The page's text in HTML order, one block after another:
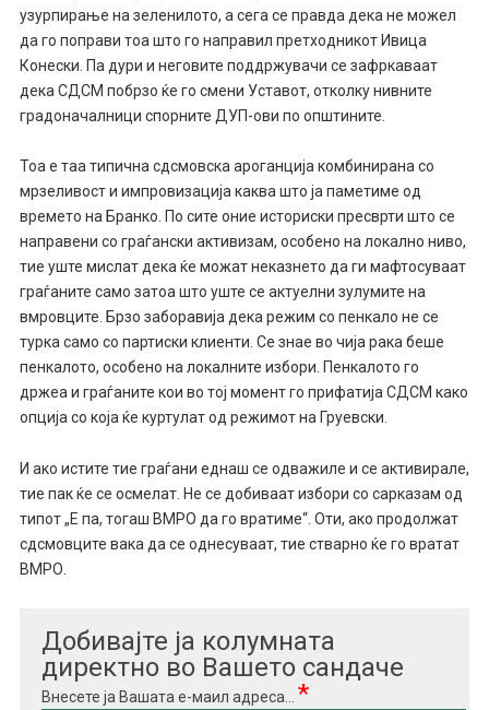
узурпирање на зеленилото, а сега се правда дека не можел
да го поправи тоа што го направил претходникот Ивица
Конески. Па дури и неговите поддржувачи се зафркаваат
дека СДСМ побрзо ќе го смени Уставот, отколку нивните
градоначалници спорните ДУП-ови по општините.
Тоа е таа типична сдсмовска ароганција комбинирана со
мрзеливост и импровизација каква што ја паметиме од
времето на Бранко. По сите оние историски пресврти што се
направени со граѓански активизам, особено на локално ниво,
тие уште мислат дека ќе можат неказнето да ги мафтосуваат
граѓаните само затоа што уште се актуелни зулумите на
вмровците. Брзо заборавија дека режим со пенкало не се
турка само со партиски клиенти. Се знае во чија рака беше
пенкалото, особено на локалните избори. Пенкалото го
држеа и граѓаните кои во тој момент го прифатија СДСМ како
опција со која ќе куртулат од режимот на Груевски.
И ако истите тие граѓани еднаш се одважиле и се активирале,
тие пак ќе се осмелат. Не се добиваат избори со сарказам од
типот „Е па, тогаш ВМРО да го вратиме“. Оти, ако продолжат
сдсмовците вака да се однесуваат, тие стварно ќе го вратат
ВМРО.
Добивајте ја колумната
директно во Вашето сандаче
Внесете ја Вашата е-маил адреса... *